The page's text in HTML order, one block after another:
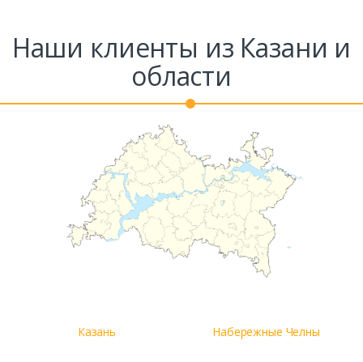
Наши клиенты из Казани и
области
Казань Набережные Челны